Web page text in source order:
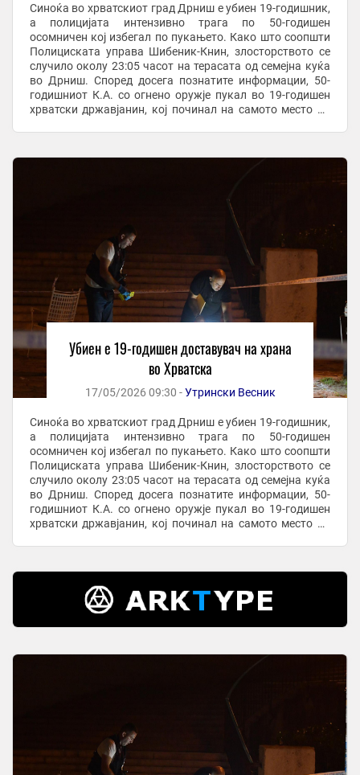
Синоќа во хрватскиот град Дрниш е убиен 19-годишник,
а полицијата интензивно трага по 50-годишен
осомничен кој избегал по пукањето. Како што соопшти
Полициската управа Шибеник-Книн, злосторството се
случило околу 23:05 часот на терасата од семејна куќа
во Дрниш. Според досега познатите информации, 50-
годишниот К.А. со огнено оружје пукал во 19-годишен
хрватски државјанин, кој починал на самото место од
Убиен е 19-годишен доставувач на храна
во Хрватска
17/05/2026 09:30 -Утрински Весник
Синоќа во хрватскиот град Дрниш е убиен 19-годишник,
а полицијата интензивно трага по 50-годишен
осомничен кој избегал по пукањето. Како што соопшти
Полициската управа Шибеник-Книн, злосторството се
случило околу 23:05 часот на терасата од семејна куќа
во Дрниш. Според досега познатите информации, 50-
годишниот К.А. со огнено оружје пукал во 19-годишен
хрватски државјанин, кој починал на самото место од